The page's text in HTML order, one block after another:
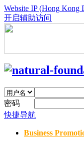
Website IP (Hong Kong
开启辅助访问
密码
快捷导航
Business